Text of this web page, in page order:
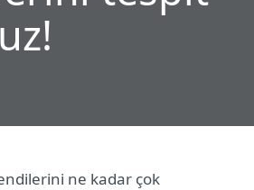
ne kadar çok